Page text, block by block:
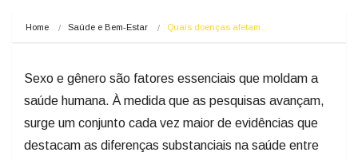
Home Saúde e Bem-Estar Quais doenças afetam…
Sexo e gênero são fatores essenciais que moldam a
saúde humana. À medida que as pesquisas avançam,
surge um conjunto cada vez maior de evidências que
destacam as diferenças substanciais na saúde entre